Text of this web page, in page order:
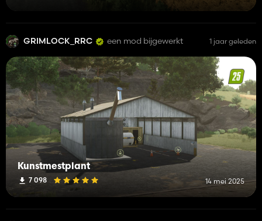
GRIMLOCK_RRC een mod bijgewerkt 1 jaar geleden
Kunstmestplant
7 098 14 mei 2025